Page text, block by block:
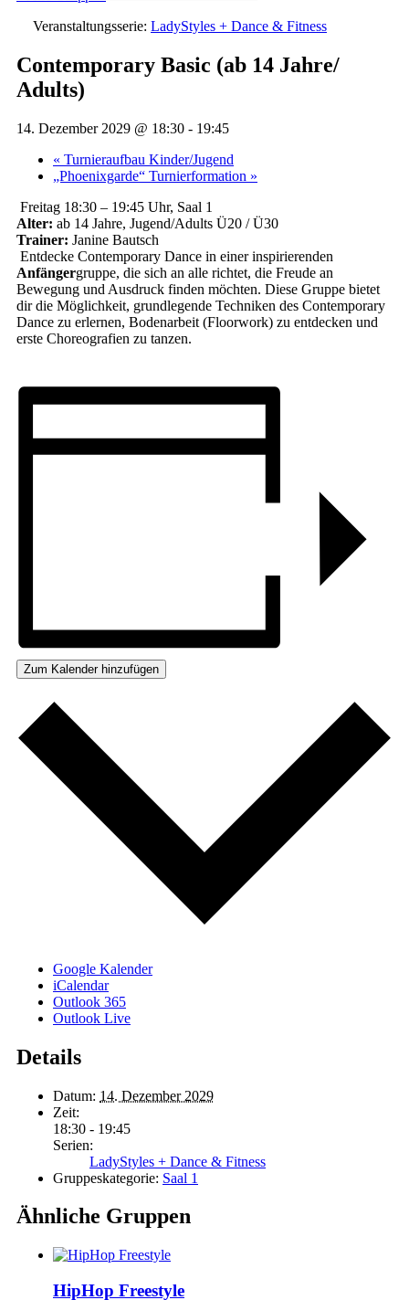
Veranstaltungsserie: LadyStyles + Dance & Fitness
Contemporary Basic (ab 14 Jahre/
Adults)
14. Dezember 2029 @ 18:30 - 19:45
« Turnieraufbau Kinder/Jugend
„Phoenixgarde“ Turnierformation »
Freitag 18:30 – 19:45 Uhr, Saal 1
Alter: ab 14 Jahre, Jugend/Adults Ü20 / Ü30
Trainer: Janine Bautsch
Entdecke Contemporary Dance in einer inspirierenden
Anfängergruppe, die sich an alle richtet, die Freude an
Bewegung und Ausdruck finden möchten. Diese Gruppe bietet
dir die Möglichkeit, grundlegende Techniken des Contemporary
Dance zu erlernen, Bodenarbeit (Floorwork) zu entdecken und
erste Choreografien zu tanzen.
Zum Kalender hinzufügen
Google Kalender
iCalendar
Outlook 365
Outlook Live
Details
Datum: 14. Dezember 2029
Zeit:
18:30 - 19:45
Serien:
LadyStyles + Dance & Fitness
Gruppeskategorie: Saal 1
Ähnliche Gruppen
HipHop Freestyle